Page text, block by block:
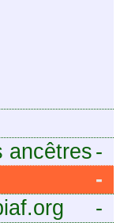
-
ancêtres
-
-